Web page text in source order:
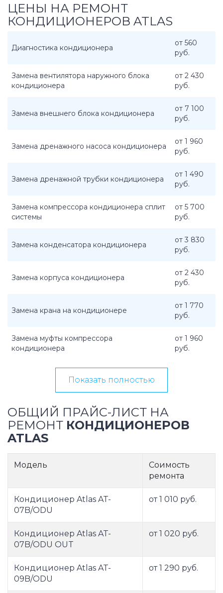
ЦЕНЫ НА РЕМОНТ
КОНДИЦИОНЕРОВ ATLAS
Диагностика кондиционера
от 560
руб.
Замена вентилятора наружного блока
кондиционера
от 2 430
руб.
Замена внешнего блока кондиционера
от 7 100
руб.
Замена дренажного насоса кондиционера
от 1 960
руб.
Замена дренажной трубки кондиционера
от 1 490
руб.
Замена компрессора кондиционера сплит
системы
от 5 700
руб.
Замена конденсатора кондиционера
от 3 830
руб.
Замена корпуса кондиционера
от 2 430
руб.
Замена крана на кондиционере
от 1 770
руб.
Замена муфты компрессора
кондиционера
от 1 960
руб.
Показать полностью
ОБЩИЙ ПРАЙС-ЛИСТ НА
РЕМОНТ КОНДИЦИОНЕРОВ
ATLAS
Модель
Соимость
ремонта
Кондиционер Atlas AT-
07B/ODU
от 1 010 руб.
Кондиционер Atlas AT-
07B/ODU OUT
от 1 020 руб.
Кондиционер Atlas AT-
09B/ODU
от 1 290 руб.